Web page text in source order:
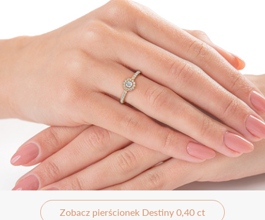
Zobacz pierścionek Destiny 0,40 ct